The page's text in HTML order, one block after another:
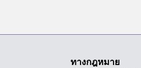
ทางกฎหมาย